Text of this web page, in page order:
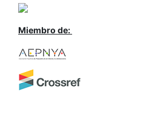
Miembro de: